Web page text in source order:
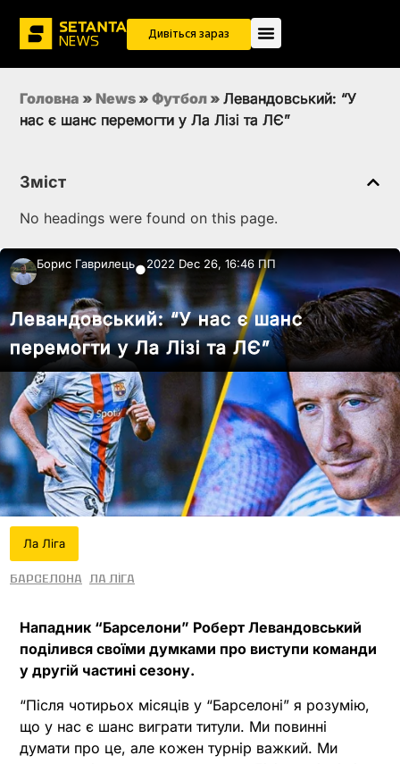
Дивіться зараз
Головна » News » Футбол » Левандовський: “У
нас є шанс перемогти у Ла Лізі та ЛЄ”
Зміст
No headings were found on this page.
Борис Гаврилець●2022 Dec 26, 16:46 ПП
Левандовський: “У нас є шанс
перемогти у Ла Лізі та ЛЄ”
Ла Ліга
Барселона Ла Ліга
Нападник “Барселони” Роберт Левандовський
поділився своїми думками про виступи команди
у другій частині сезону.
“Після чотирьох місяців у “Барселоні” я розумію,
що у нас є шанс виграти титули. Ми повинні
думати про це, але кожен турнір важкий. Ми